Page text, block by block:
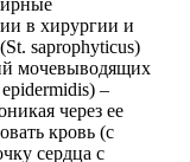
в хирургии и
saprophyticus)
мочевыводящих
–
через ее
кровь (с
сердца с